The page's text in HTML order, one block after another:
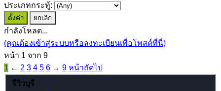
ประเภทกระทู้:
กำลังโหลด...
(คุณต้องเข้าสู่ระบบหรือลงทะเบียนเพื่อโพสต์ที่นี่)
หน้า 1 จาก 9
1 ← 2 3 4 5 6 → 9 หน้าถัดไป
รีวิวบุรี